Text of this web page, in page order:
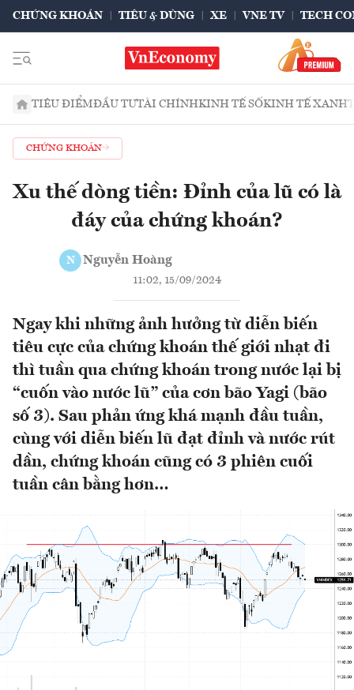
CHỨNG KHOÁN TIÊU & DÙNG XE VNE TV TECH
TIÊU ĐIỂMĐẦU TƯTÀI CHÍNHKINH TẾ SỐKINH TẾ XANH
CHỨNG KHOÁN
Xu thế dòng tiền: Đỉnh của lũ có là
đáy của chứng khoán?
N Nguyễn Hoàng
11:02, 15/09/2024
Ngay khi những ảnh hưởng từ diễn biến
tiêu cực của chứng khoán thế giới nhạt đi
thì tuần qua chứng khoán trong nước lại bị
“cuốn vào nước lũ” của cơn bão Yagi (bão
số 3). Sau phản ứng khá mạnh đầu tuần,
cùng với diễn biến lũ đạt đỉnh và nước rút
dần, chứng khoán cũng có 3 phiên cuối
tuần cân bằng hơn…